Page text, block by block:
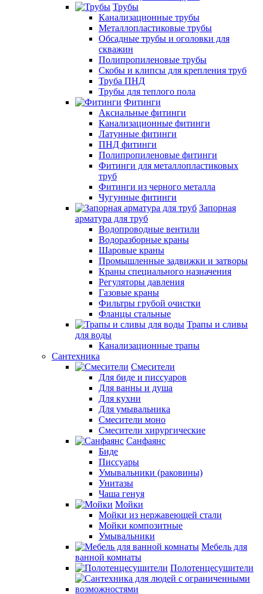
Трубы
Канализационные трубы
Металлопластиковые трубы
Обсадные трубы и оголовки для
скважин
Полипропиленовые трубы
Скобы и клипсы для крепления труб
Труба ПНД
Трубы для теплого пола
Фитинги
Аксиальные фитинги
Канализационные фитинги
Латунные фитинги
ПНД фитинги
Полипропиленовые фитинги
Фитинги для металлопластиковых
труб
Фитинги из черного металла
Чугунные фитинги
Запорная
арматура для труб
Водопроводные вентили
Водоразборные краны
Шаровые краны
Промышленные задвижки и затворы
Краны специального назначения
Регуляторы давления
Газовые краны
Фильтры грубой очистки
Фланцы стальные
Трапы и сливы
для воды
Канализационные трапы
Сантехника
Смесители
Для биде и писсуаров
Для ванны и душа
Для кухни
Для умывальника
Смесители моно
Смесители хирургические
Санфаянс
Биде
Писсуары
Умывальники (раковины)
Унитазы
Чаша генуя
Мойки
Мойки из нержавеющей стали
Мойки композитные
Умывальники
Мебель для
ванной комнаты
Полотенцесушители